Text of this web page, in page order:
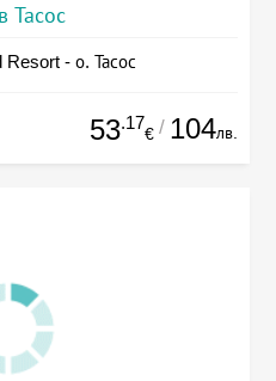
Тасос
- о. Тасос
53.17
€ / 104лв.